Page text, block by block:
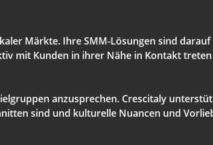
Märkte. Ihre SMM-Lösungen sind darauf
mit Kunden in ihrer Nähe in Kontakt treten
anzusprechen. Crescitaly
sind und kulturelle Nuancen und